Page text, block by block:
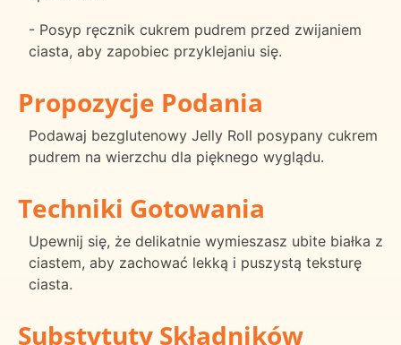
- Posyp ręcznik cukrem pudrem przed zwijaniem
ciasta, aby zapobiec przyklejaniu się.
Propozycje Podania
Podawaj bezglutenowy Jelly Roll posypany cukrem
pudrem na wierzchu dla pięknego wyglądu.
Techniki Gotowania
Upewnij się, że delikatnie wymieszasz ubite białka z
ciastem, aby zachować lekką i puszystą teksturę
ciasta.
Substytuty Składników